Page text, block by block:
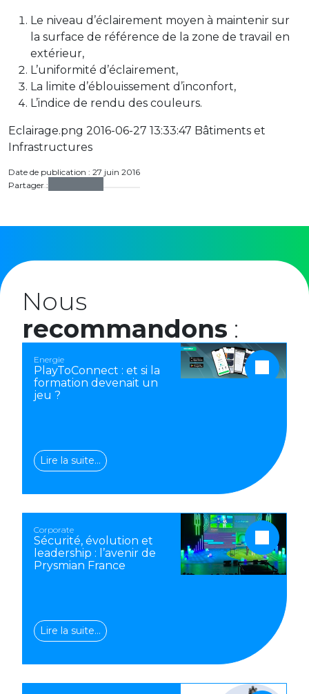
Le niveau d’éclairement moyen à maintenir sur
la surface de référence de la zone de travail en
extérieur,
L’uniformité d’éclairement,
La limite d’éblouissement d’inconfort,
L’indice de rendu des couleurs.
Eclairage.png 2016-06-27 13:33:47 Bâtiments et
Infrastructures
Date de publication : 27 juin 2016
Partager :
Nous
recommandons :
Energie
PlayToConnect : et si la
formation devenait un
jeu ?
Lire la suite…
Corporate
Sécurité, évolution et
leadership : l’avenir de
Prysmian France
Lire la suite…